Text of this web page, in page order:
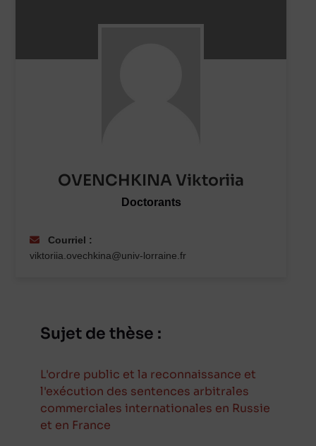
OVENCHKINA Viktoriia
Doctorants
Courriel :
viktoriia.ovechkina@univ-lorraine.fr
Sujet de thèse :
L'ordre public et la reconnaissance et
l'exécution des sentences arbitrales
commerciales internationales en Russie
et en France